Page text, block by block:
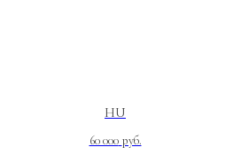
HU
60 000 руб.